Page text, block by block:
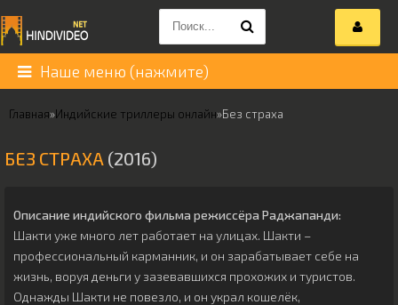
Наше меню (нажмите)
Главная»Индийские триллеры онлайн»Без страха
БЕЗ СТРАХА (2016)
Описание индийского фильма режиссёра Раджапанди:
Шакти уже много лет работает на улицах. Шакти –
профессиональный карманник, и он зарабатывает себе на
жизнь, воруя деньги у зазевавшихся прохожих и туристов.
Однажды Шакти не повезло, и он украл кошелёк,